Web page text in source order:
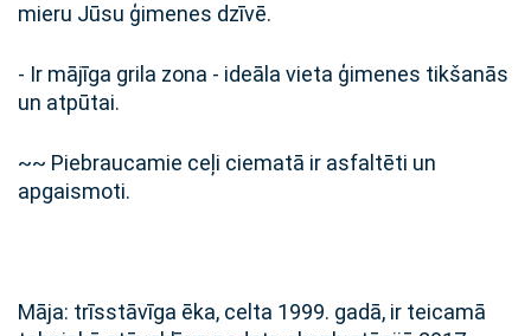
mieru Jūsu ģimenes dzīvē.
- Ir mājīga grila zona - ideāla vieta ģimenes tikšanās
un atpūtai.
~~ Piebraucamie ceļi ciematā ir asfaltēti un
apgaismoti.
Māja: trīsstāvīga ēka, celta 1999. gadā, ir teicamā